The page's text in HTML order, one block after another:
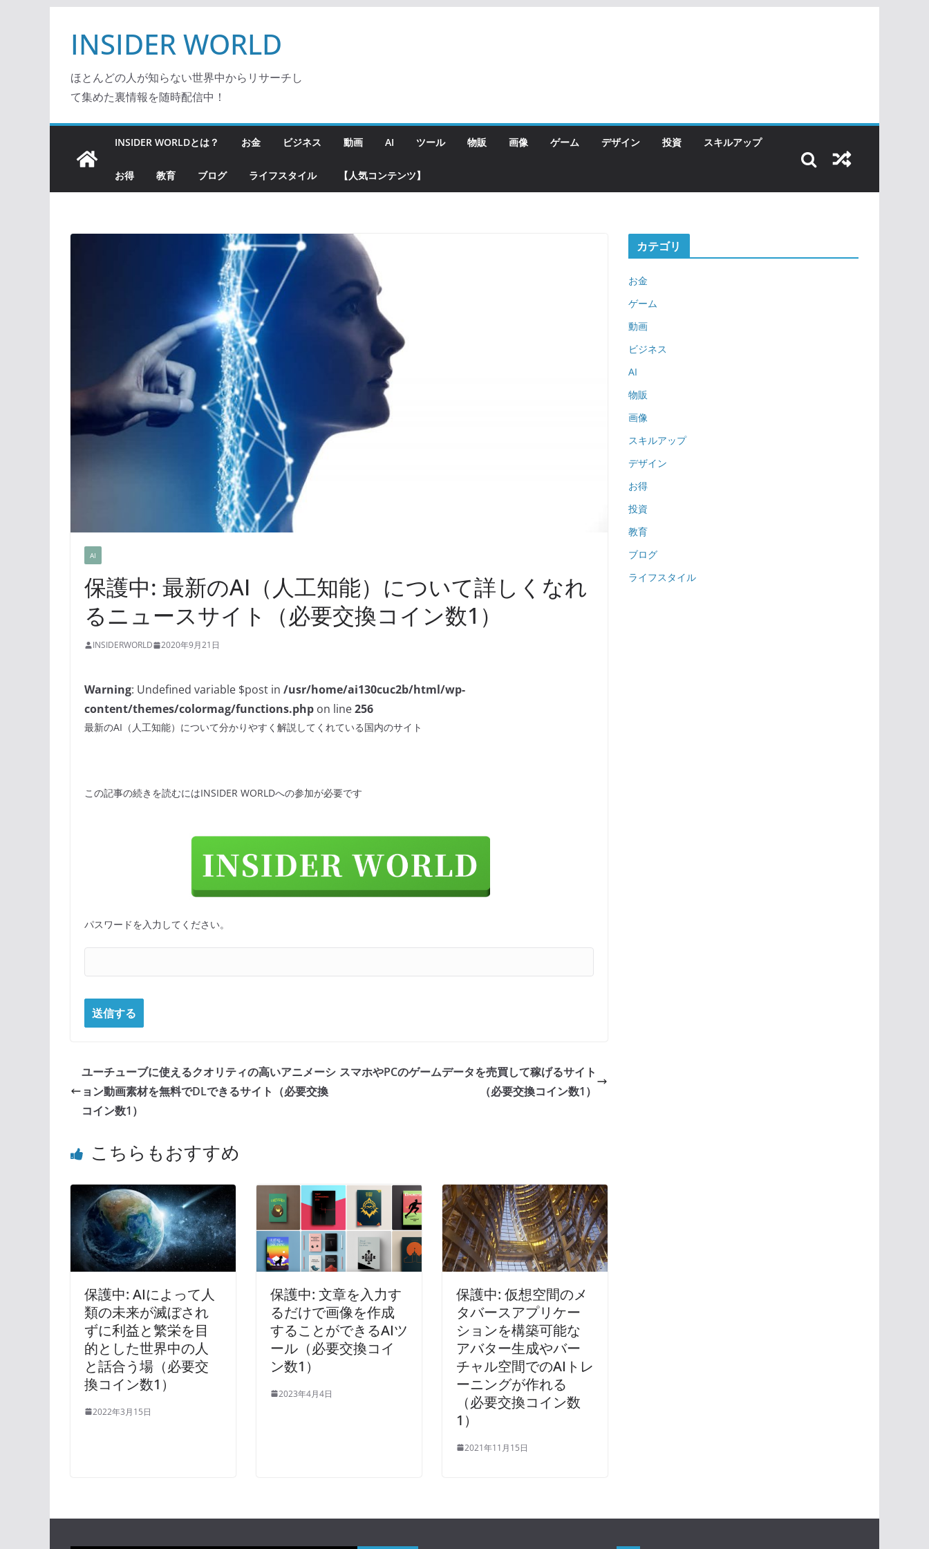
プ
INSIDER WORLD
ほとんどの人が知らない世界中からリサーチし
て集めた裏情報を随時配信中！
INSIDER WORLDとは？ お金 ビジネス 動画 AI ツール 物販 画像 ゲーム デザイン 投資 スキルアップ
お得 教育 ブログ ライフスタイル 【人気コンテンツ】
AI
保護中: 最新のAI（人工知能）について詳しくなれ
るニュースサイト（必要交換コイン数1）
INSIDERWORLD 2020年9月21日
Warning: Undefined variable $post in /usr/home/ai130cuc2b/html/wp-
content/themes/colormag/functions.php on line256
最新のAI（人工知能）について分かりやすく解説してくれている国内のサイト
この記事の続きを読むにはINSIDER WORLDへの参加が必要です
パスワードを入力してください。
ユーチューブに使えるクオリティの高いアニメーシ
ョン動画素材を無料でDLできるサイト（必要交換
コイン数1）
スマホやPCのゲームデータを売買して稼げるサイト
（必要交換コイン数1）
こちらもおすすめ
保護中: AIによって人
類の未来が滅ぼされ
ずに利益と繁栄を目
的とした世界中の人
と話合う場（必要交
換コイン数1）
2022年3月15日
保護中: 文章を入力す
るだけで画像を作成
することができるAIツ
ール（必要交換コイ
ン数1）
2023年4月4日
保護中: 仮想空間のメ
タバースアプリケー
ションを構築可能な
アバター生成やバー
チャル空間でのAIトレ
ーニングが作れる
（必要交換コイン数
1）
2021年11月15日
カテゴリ
お金
ゲーム
動画
ビジネス
AI
物販
画像
スキルアップ
デザイン
お得
投資
教育
ブログ
ライフスタイル